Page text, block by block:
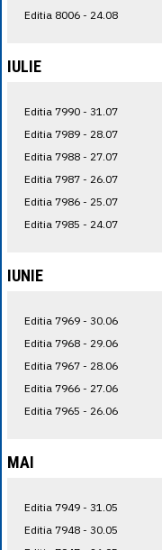
Editia 8006 - 24.08
IULIE
Editia 7990 - 31.07
Editia 7989 - 28.07
Editia 7988 - 27.07
Editia 7987 - 26.07
Editia 7986 - 25.07
Editia 7985 - 24.07
IUNIE
Editia 7969 - 30.06
Editia 7968 - 29.06
Editia 7967 - 28.06
Editia 7966 - 27.06
Editia 7965 - 26.06
MAI
Editia 7949 - 31.05
Editia 7948 - 30.05